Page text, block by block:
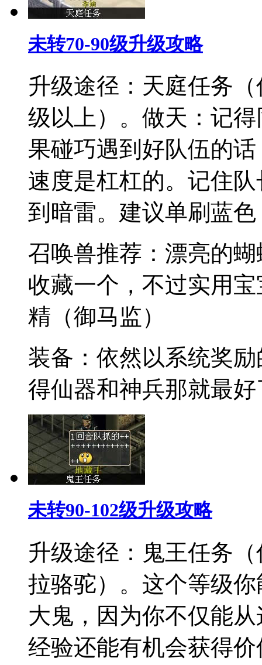
未转70-90级升级攻略
升级途径：天庭任务
级以上）。做天：记
果碰巧遇到好队伍的
速度是杠杠的。记住
到暗雷。建议单刷蓝
召唤兽推荐：漂亮的
收藏一个，不过实用
精（御马监）
装备：依然以系统奖
得仙器和神兵那就最好
未转90-102级升级攻略
升级途径：鬼王任务
拉骆驼）。这个等级
大鬼，因为你不仅能
经验还能有机会获得